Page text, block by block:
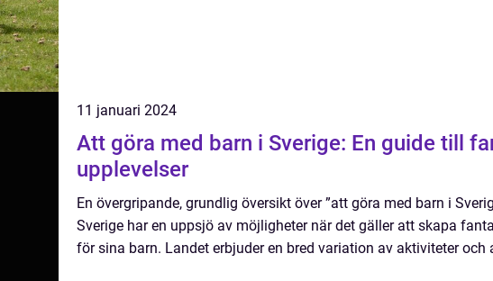
11 januari 2024
Att göra med barn i Sverige: En guide till
upplevelser
En övergripande, grundlig översikt över ”att göra med barn i
Sverige har en uppsjö av möjligheter när det gäller att skapa
för sina barn. Landet erbjuder en bred variation av aktiviteter och